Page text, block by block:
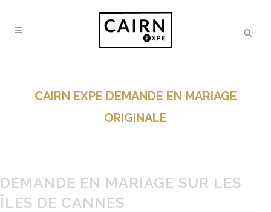
CAIRN EXPE DEMANDE EN MARIAGE
ORIGINALE
DEMANDE EN MARIAGE SUR LES
ÎLES DE CANNES